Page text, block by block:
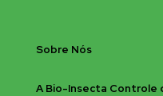
Sobre Nós
A Bio-Insecta Controle